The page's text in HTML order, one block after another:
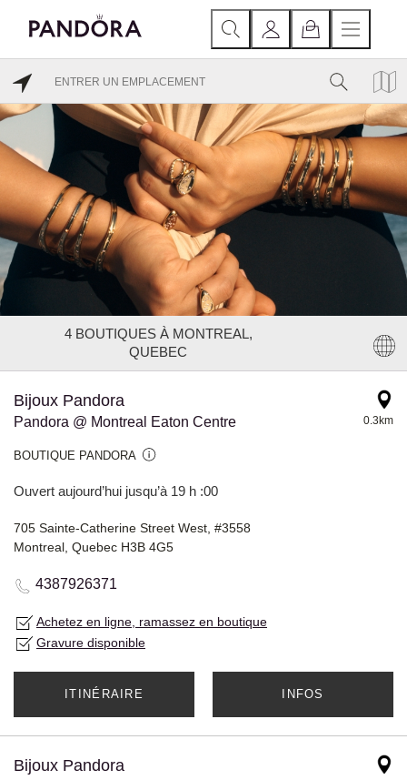
4BOUTIQUES À MONTREAL,
QUEBEC
Bijoux Pandora
Pandora @ Montreal Eaton Centre
BOUTIQUE PANDORA
Ouvert aujourd’hui jusqu’à 19 h :00
0.3km
705 Sainte-Catherine Street West, #3558
Montreal, Quebec H3B 4G5
4387926371
Achetez en ligne, ramassez en boutique
Gravure disponible
ITINÉRAIRE INFOS
Bijoux Pandora